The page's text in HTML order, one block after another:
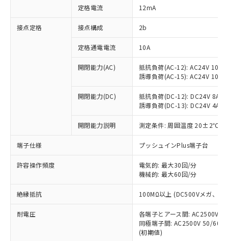
定格電流 12mA
接点定格 接点構成 2b
定格通電電流 10A
開閉能力(AC)
抵抗負荷(AC-12): AC24V 10A/
誘導負荷(AC-15): AC24V
開閉能力(DC)
抵抗負荷(DC-12): DC24V 8A/
誘導負荷(DC-13): DC24V 4A/
開閉能力説明 測定条件: 周囲温度 20±2℃、
端子仕様 プッシュインPlus端子台
許容操作頻度
電気的: 最大30回/分
機械的: 最大60回/分
絶縁抵抗 100MΩ以上 (DC500Vメガ、点
耐電圧
各端子とアース間: AC2500V
同極端子間: AC2500V 50/
(初期値)
ご利用条件
以下の条件をお読みいただき、同意のうえ
ご利用ください。
本サービスは、当社制御機器事業取扱
商品の当社在庫状況および標準価格
(税抜)を提供させていただくもので
当社制御機器事業取扱商品の中には、
本サービスの対象外となる商品もある
ことをご了承ください。
在庫状況および標準価格照会結果は、
記載している更新日時点での社内デー
タに基づき作成されるものであり、閲
覧された時点での実際の在庫および標
準価格とは異なる場合があることをご
対応済み：EU RoHS指令（10物質）の
非含有に対応した製品が提供可能な商品で
す。
対応予定：EU RoHS指令（10物質）の非含
有に対応した製品に切り替える予定のある
対応予定なし：EU RoHS指令（10物質）の
非含有に非対応の商品で、対応品を出す予
定はありません。
調査・確認中：EU RoHS指令（10物質）の
非含有の対応状況を調査中または確認中の
非該当品：ライセンス料など無形物で、有
害物質有無と関係のない商品です。
仕入先様の事情により、非含有部品として
いたものが、含有品と判明した場合などや
むを得ず変更することがあります。
六価クロム(Cr(Ⅵ)) 1000ppm以下、ポリ臭化ビフェニル
類(PBB) 1000ppm以下、ポリ臭化ジフェニルエーテル類
「○」：最大均質材料含有率が中国RoHSの
基準値以下であることを示します。
「×」：最大均質材料含有率が中国RoHSの
基準値を超えていることを示します。
「－」：未確認です。当社販売部門へお問
*中国RoHS10物質の基準値 (GB/T26572)：
Pb(鉛) :1000ppm、 Hg(水銀) : 1000ppm、 Cd(カドミウ
Cr(Ⅵ)(六価クロム) : 1000ppm、 PBBs(ポリ臭化ビフェ
当社は、これら貴社製品のうち、外国
為替および外国貿易法に定める商品
（以下｢規制貨物等」という）を輸出
または国外への提供する場合は、日本
国政府の輸出許可(または役務取引許
可)を取得するなどの必要な手続きを